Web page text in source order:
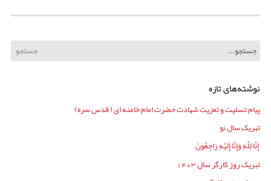
نوشته‌های تازه
پیام تسلیت و تعزیت شهادت حضرت امام خامنه ای ( قدس سره)
تبریک سال نو
إِنَّا لِلَّهِ وَإِنَّا إِلَیْهِ رَاجِعُونَ
تبریک روز کارگر سال 1403